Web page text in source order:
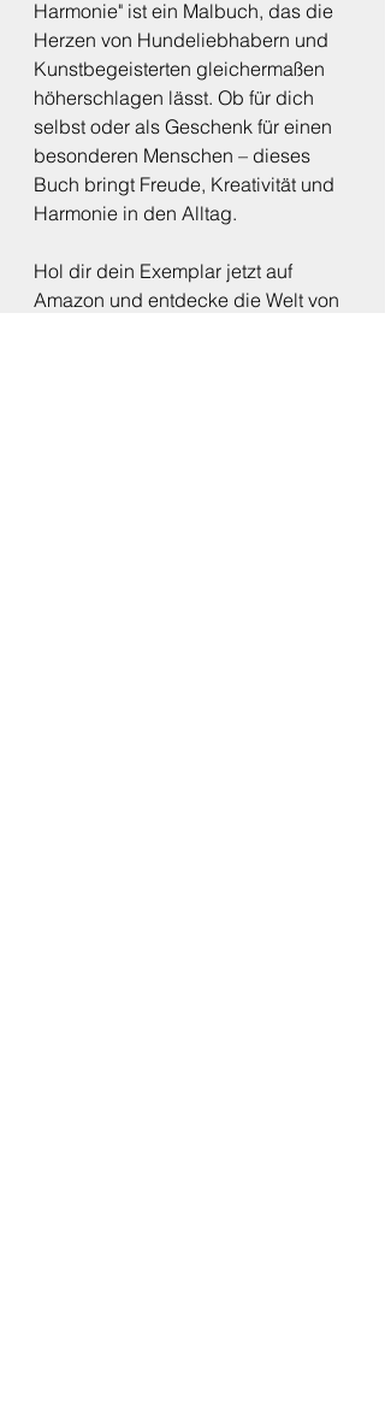
Harmonie" ist ein Malbuch, das die
Herzen von Hundeliebhabern und
Kunstbegeisterten gleichermaßen
höherschlagen lässt. Ob für dich
selbst oder als Geschenk für einen
besonderen Menschen – dieses
Buch bringt Freude, Kreativität und
Harmonie in den Alltag.
Hol dir dein Exemplar jetzt auf
Amazon und entdecke die Welt von